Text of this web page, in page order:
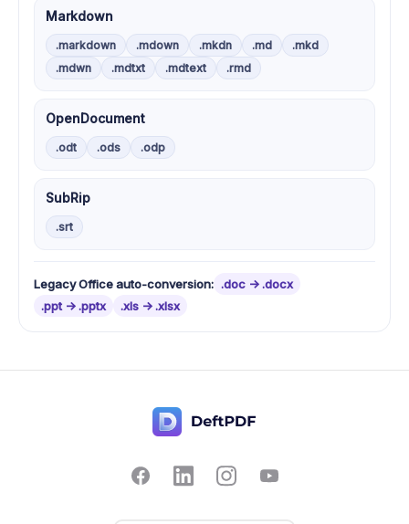
Markdown
.markdown .mdown .mkdn .md
.mkd
.mdwn
.mdtxt .mdtext .rmd
OpenDocument
.odt .ods .odp
SubRip
.srt
Legacy Office auto-conversion: .doc -> .docx
.ppt -> .pptx
.xls -> .xlsx